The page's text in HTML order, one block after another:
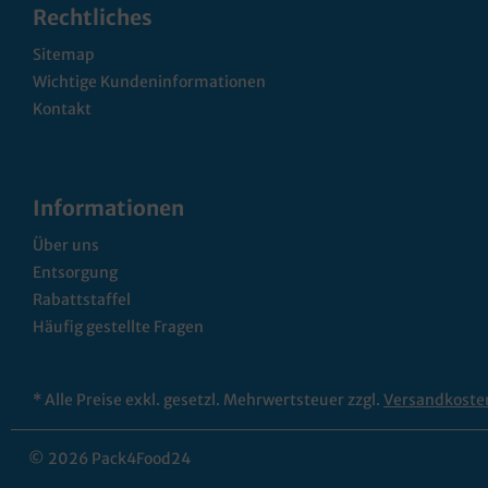
Rechtliches
Sitemap
Wichtige Kundeninformationen
Kontakt
Informationen
Über uns
Entsorgung
Rabattstaffel
Häufig gestellte Fragen
* Alle Preise exkl. gesetzl. Mehrwertsteuer zzgl.
© 2026 Pack4Food24